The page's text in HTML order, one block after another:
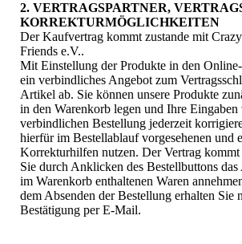
2. VERTRAGSPARTNER,
KORREKTURMÖGLICHKEITEN
Der Kaufvertrag kommt zustande mit
Friends e.V..
Mit Einstellung der Produkte in den
ein verbindliches Angebot zum
Artikel ab. Sie können unsere Produkte
in den Warenkorb legen und Ihre
verbindlichen Bestellung jederzeit
hierfür im Bestellablauf vorgesehenen und
Korrekturhilfen nutzen. Der Vertrag kommt
Sie durch Anklicken des Bestellbuttons
im Warenkorb enthaltenen Waren
dem Absenden der Bestellung erhalten Sie
Bestätigung per E-Mail.